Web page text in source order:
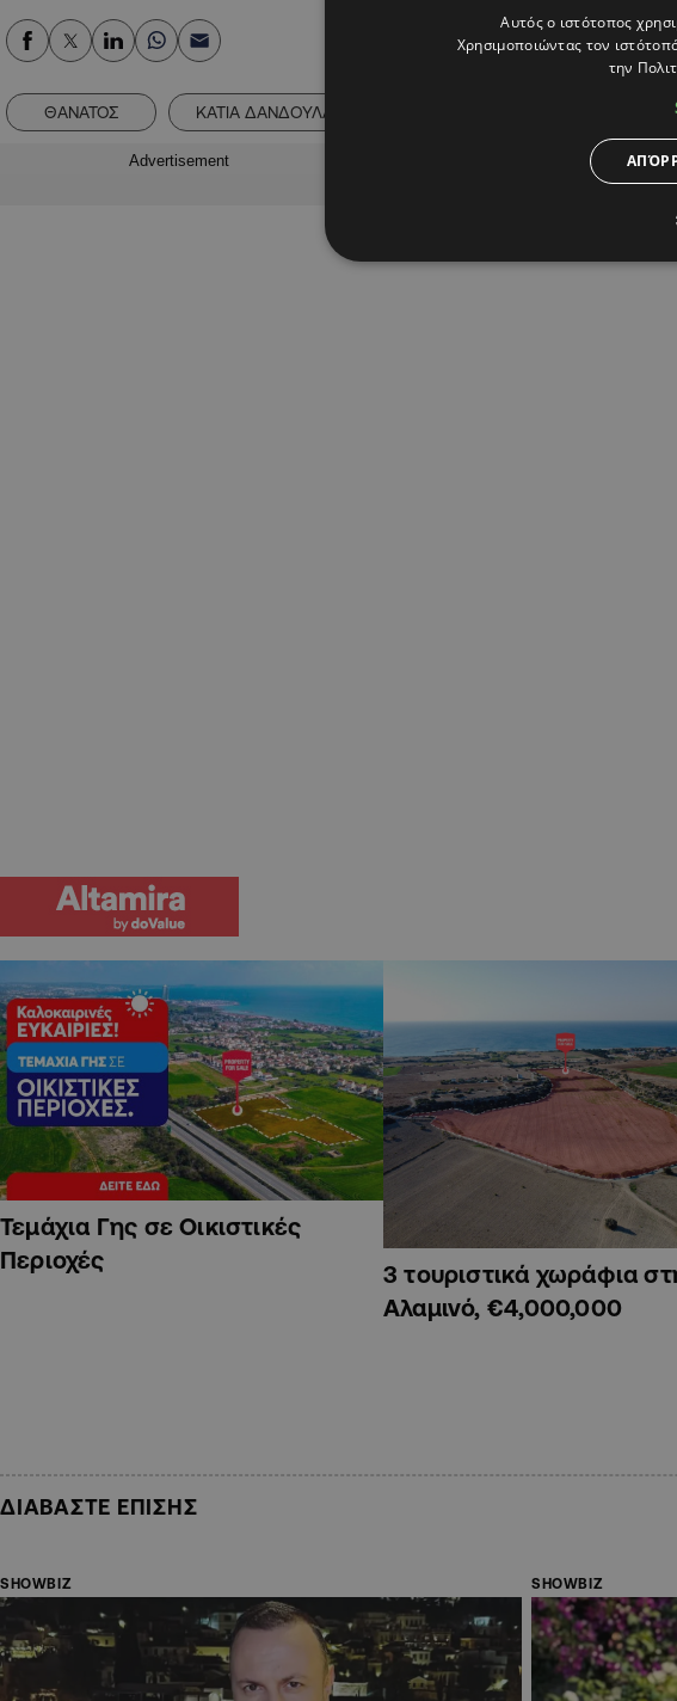
ΘΑΝΑΤΟΣ ΚΑΤΙΑ ΔΑΝΔΟΥΛΑΚΗ
Advertisement
Τεμάχια Γης σε Οικιστικές
Περιοχές
3 τουριστικά χωράφια
Αλαμινό, €4,000,000
ΔΙΑΒΑΣΤΕ ΕΠΙΣΗΣ
SHOWBIZ SHOWBIZ
Αυτός ο ιστότοπος
Χρησιμοποιώντας τον
την